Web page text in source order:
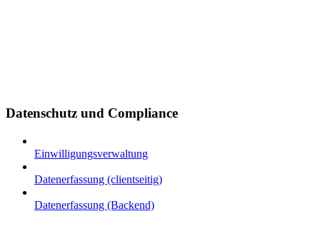
Datenschutz und Compliance
Einwilligungsverwaltung
Datenerfassung (clientseitig)
Datenerfassung (Backend)